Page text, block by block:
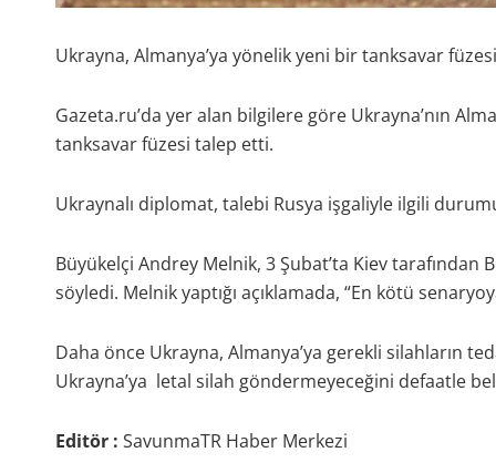
Ukrayna, Almanya’ya yönelik yeni bir tanksavar
Gazeta.ru’da yer alan bilgilere göre Ukrayna’nın
tanksavar füzesi talep etti.
Ukraynalı diplomat, talebi Rusya işgaliyle ilgili
Büyükelçi Andrey Melnik, 3 Şubat’ta Kiev
söyledi. Melnik yaptığı açıklamada, “En kötü
Daha önce Ukrayna, Almanya’ya gerekli silahların
Ukrayna’ya letal silah göndermeyeceğini defaatle
Editör : SavunmaTR Haber Merkezi